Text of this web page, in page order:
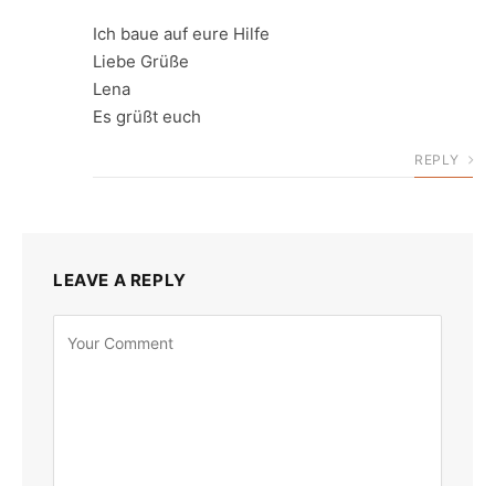
Ich baue auf eure Hilfe
Liebe Grüße
Lena
Es grüßt euch
REPLY
LEAVE A REPLY